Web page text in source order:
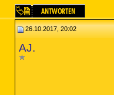
26.10.2017, 20:02
AJ.